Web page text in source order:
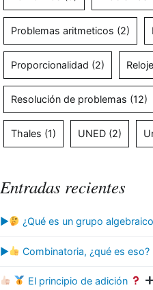
Problemas aritmeticos (2)
Proporcionalidad (2)
Resolución de problemas (12)
Thales (1) UNED (2)
Entradas recientes
▶ ¿Qué es un grupo
▶ Combinatoria, ¿qué es eso?
El principio de adición